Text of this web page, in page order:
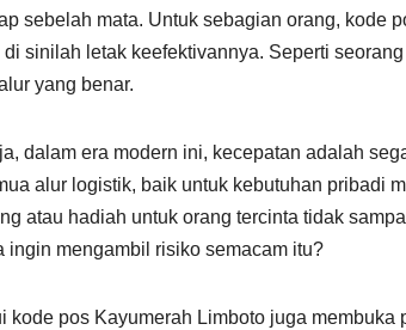
sebelah mata. Untuk sebagian orang, kode
sinilah letak keefektivannya. Seperti
yang benar.
dalam era modern ini, kecepatan adalah
alur logistik, baik untuk kebutuhan pribadi
atau hadiah untuk orang tercinta tidak
ingin mengambil risiko semacam itu?
kode pos Kayumerah Limboto juga membuka